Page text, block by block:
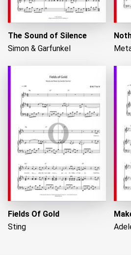
The Sound of Silence
Simon & Garfunkel
Fields Of Gold
Sting